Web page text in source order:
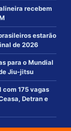
recebem
estarão
de 2026
para o Mundial
Jiu-jitsu
com 175 vagas
Detran e